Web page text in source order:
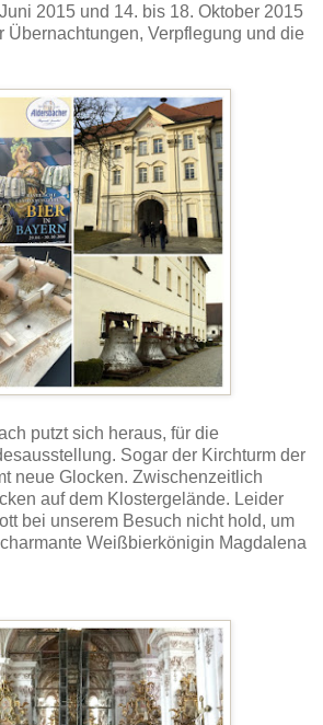
2015 und 14. bis 18. Oktober 2015
Übernachtungen, Verpflegung und die
putzt sich heraus, für die
Sogar der Kirchturm der
neue Glocken. Zwischenzeitlich
auf dem Klostergelände. Leider
bei unserem Besuch nicht hold, um
Weißbierkönigin Magdalena